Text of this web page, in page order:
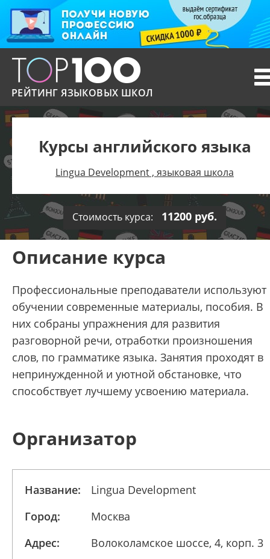
РЕЙТИНГ ЯЗЫКОВЫХ ШКОЛ
Курсы английского языка
Lingua Development , языковая школа
Стоимость курса: 11200 руб.
Описание курса
Профессиональные преподаватели используют
обучении современные материалы, пособия. В
них собраны упражнения для развития
разговорной речи, отработки произношения
слов, по грамматике языка. Занятия проходят в
непринужденной и уютной обстановке, что
способствует лучшему усвоению материала.
Организатор
Название:
Lingua Development
Город:
Москва
Адрес:
Волоколамское шоссе, 4, корп. 3